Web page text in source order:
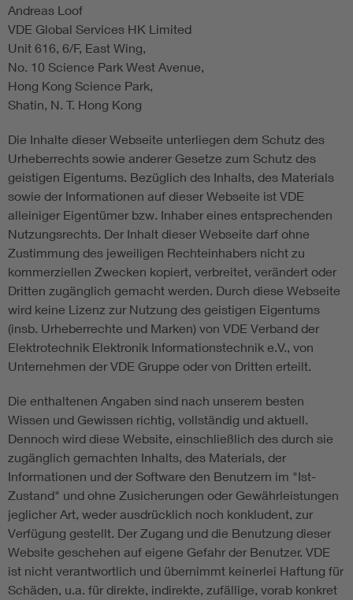
Andreas Loof
VDE Global Services HK Limited
Unit 616, 6/F, East Wing,
No. 10 Science Park West Avenue,
Hong Kong Science Park,
Shatin, N. T. Hong Kong
Die Inhalte dieser Webseite unterliegen dem Schutz des
Urheberrechts sowie anderer Gesetze zum Schutz des
geistigen Eigentums. Bezüglich des Inhalts, des Materials
sowie der Informationen auf dieser Webseite ist VDE
alleiniger Eigentümer bzw. Inhaber eines entsprechenden
Nutzungsrechts. Der Inhalt dieser Webseite darf ohne
Zustimmung des jeweiligen Rechteinhabers nicht zu
kommerziellen Zwecken kopiert, verbreitet, verändert oder
Dritten zugänglich gemacht werden. Durch diese Webseite
wird keine Lizenz zur Nutzung des geistigen Eigentums
(insb. Urheberrechte und Marken) von VDE Verband der
Elektrotechnik Elektronik Informationstechnik e.V., von
Unternehmen der VDE Gruppe oder von Dritten erteilt.
Die enthaltenen Angaben sind nach unserem besten
Wissen und Gewissen richtig, vollständig und aktuell.
Dennoch wird diese Website, einschließlich des durch sie
zugänglich gemachten Inhalts, des Materials, der
Informationen und der Software den Benutzern im "Ist-
Zustand" und ohne Zusicherungen oder Gewährleistungen
jeglicher Art, weder ausdrücklich noch konkludent, zur
Verfügung gestellt. Der Zugang und die Benutzung dieser
Website geschehen auf eigene Gefahr der Benutzer. VDE
ist nicht verantwortlich und übernimmt keinerlei Haftung für
Schäden, u.a. für direkte, indirekte, zufällige, vorab konkret